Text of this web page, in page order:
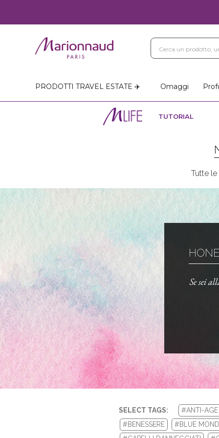
PRODOTTI TRAVEL ESTATE ✈️ Omaggi
TUTORIAL
Tutte
Se sei
SELECT TAGS: #ANTI-AGE
#BENESSERE
#BLUE